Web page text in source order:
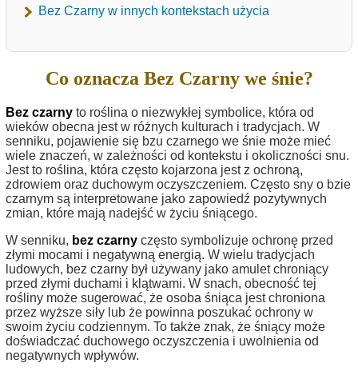
Bez Czarny w innych kontekstach użycia
Co oznacza Bez Czarny we śnie?
Bez czarny to roślina o niezwykłej symbolice, która od
wieków obecna jest w różnych kulturach i tradycjach. W
senniku, pojawienie się bzu czarnego we śnie może mieć
wiele znaczeń, w zależności od kontekstu i okoliczności snu.
Jest to roślina, która często kojarzona jest z ochroną,
zdrowiem oraz duchowym oczyszczeniem. Często sny o bzie
czarnym są interpretowane jako zapowiedź pozytywnych
zmian, które mają nadejść w życiu śniącego.
W senniku, bez czarny często symbolizuje ochronę przed
złymi mocami i negatywną energią. W wielu tradycjach
ludowych, bez czarny był używany jako amulet chroniący
przed złymi duchami i klątwami. W snach, obecność tej
rośliny może sugerować, że osoba śniąca jest chroniona
przez wyższe siły lub że powinna poszukać ochrony w
swoim życiu codziennym. To także znak, że śniący może
doświadczać duchowego oczyszczenia i uwolnienia od
negatywnych wpływów.